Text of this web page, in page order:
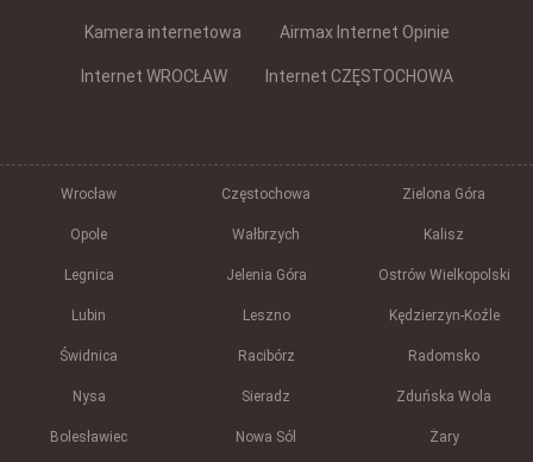
Kamera internetowa Airmax Internet Opinie
Internet WROCŁAW Internet CZĘSTOCHOWA
Wrocław Częstochowa Zielona Góra
Opole Wałbrzych Kalisz
Legnica Jelenia Góra Ostrów Wielkopolski
Lubin Leszno Kędzierzyn-Koźle
Świdnica Racibórz Radomsko
Nysa Sieradz Zduńska Wola
Bolesławiec Nowa Sól Żary